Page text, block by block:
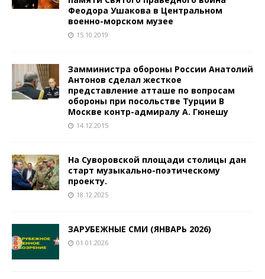
Феодора Ушакова в Центральном
военно-морском музее
15.10.2019
Замминистра обороны России Анатолий
Антонов сделал жесткое
представление атташе по вопросам
обороны при посольстве Турции В
Москве контр-адмиралу А. Гюнешу
14.12.2015
На Суворовской площади столицы дан
старт музыкально-поэтическому
проекту.
18.12.2025
ЗАРУБЕЖНЫЕ СМИ (ЯНВАРЬ 2026)
01.01.2026